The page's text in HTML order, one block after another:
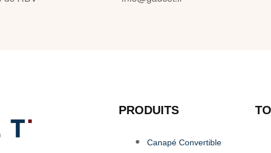
PRODUITS
Canapé Convertible